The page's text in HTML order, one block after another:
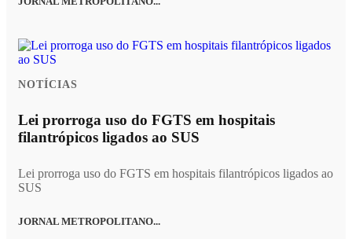
NOTÍCIAS
Lei prorroga uso do FGTS em hospitais
filantrópicos ligados ao SUS
Lei prorroga uso do FGTS em hospitais filantrópicos ligados ao
SUS
JORNAL METROPOLITANO...